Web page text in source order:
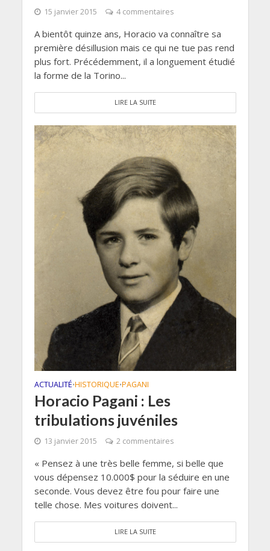
15 janvier 2015 4 commentaires
A bientôt quinze ans, Horacio va connaître sa
première désillusion mais ce qui ne tue pas rend
plus fort. Précédemment, il a longuement étudié
la forme de la Torino...
LIRE LA SUITE
ACTUALITÉ•HISTORIQUE•PAGANI
Horacio Pagani : Les
tribulations juvéniles
13 janvier 2015 2 commentaires
« Pensez à une très belle femme, si belle que
vous dépensez 10.000$ pour la séduire en une
seconde. Vous devez être fou pour faire une
telle chose. Mes voitures doivent...
LIRE LA SUITE